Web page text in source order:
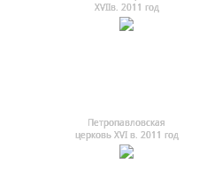
XVIIв. 2011 год
Петропавловская
церковь XVI в. 2011 год